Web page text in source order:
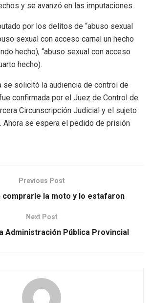
y se avanzó en las imputaciones.
por los delitos de “abuso sexual
sexual con acceso carnal un hecho
hecho), “abuso sexual con acceso
hecho).
se solicitó la audiencia de control de
confirmada por el Juez de Control de
Circunscripción Judicial y el sujeto
Ahora se espera el pedido de prisión
Previous Post
la moto y lo estafaron
Next Post
Administración Pública Provincial